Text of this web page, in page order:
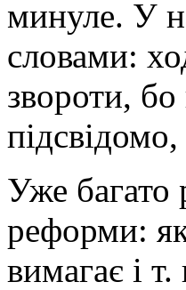
минуле. У
словами:
звороти,
Уже багато
реформи:
вимагає і т.